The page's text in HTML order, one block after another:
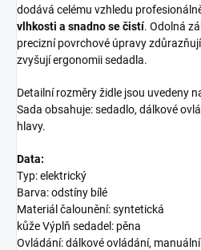
dodává celému vzhledu
vlhkosti a snadno se čistí. Odolná
precizní povrchové úpravy zdůrazňují
zvyšují ergonomii sedadla.
Detailní rozměry židle jsou uvedeny
Sada obsahuje: sedadlo, dálkové
hlavy.
Data:
Typ: elektrický
Barva: odstíny bílé
Materiál čalounění: syntetická
kůže Výplň sedadel: pěna
Ovládání: dálkové ovládání, manuální